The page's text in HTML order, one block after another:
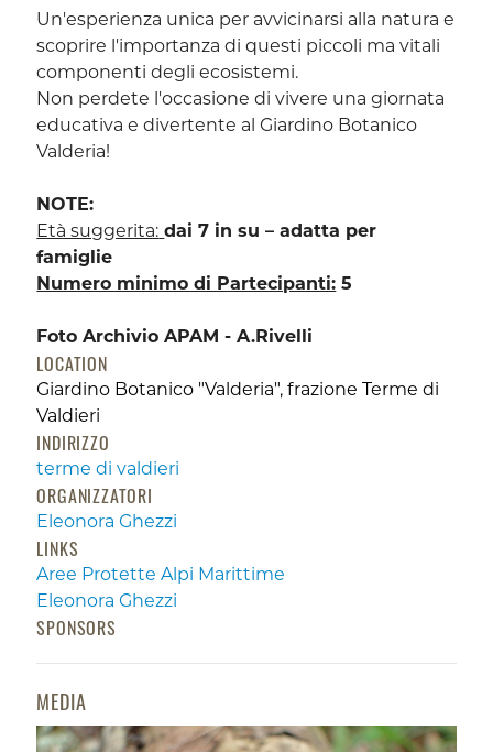
Un'esperienza unica per avvicinarsi alla natura e
scoprire l'importanza di questi piccoli ma vitali
componenti degli ecosistemi.
Non perdete l'occasione di vivere una giornata
educativa e divertente al Giardino Botanico
Valderia!
NOTE:
Età suggerita: dai 7 in su – adatta per
famiglie
Numero minimo di Partecipanti: 5
Foto Archivio APAM - A.Rivelli
LOCATION
Giardino Botanico "Valderia", frazione Terme di
Valdieri
INDIRIZZO
terme di valdieri
ORGANIZZATORI
Eleonora Ghezzi
LINKS
Aree Protette Alpi Marittime
Eleonora Ghezzi
SPONSORS
MEDIA